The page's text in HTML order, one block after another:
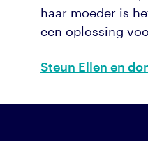
haar moeder is
een oplossing
Steun Ellen en